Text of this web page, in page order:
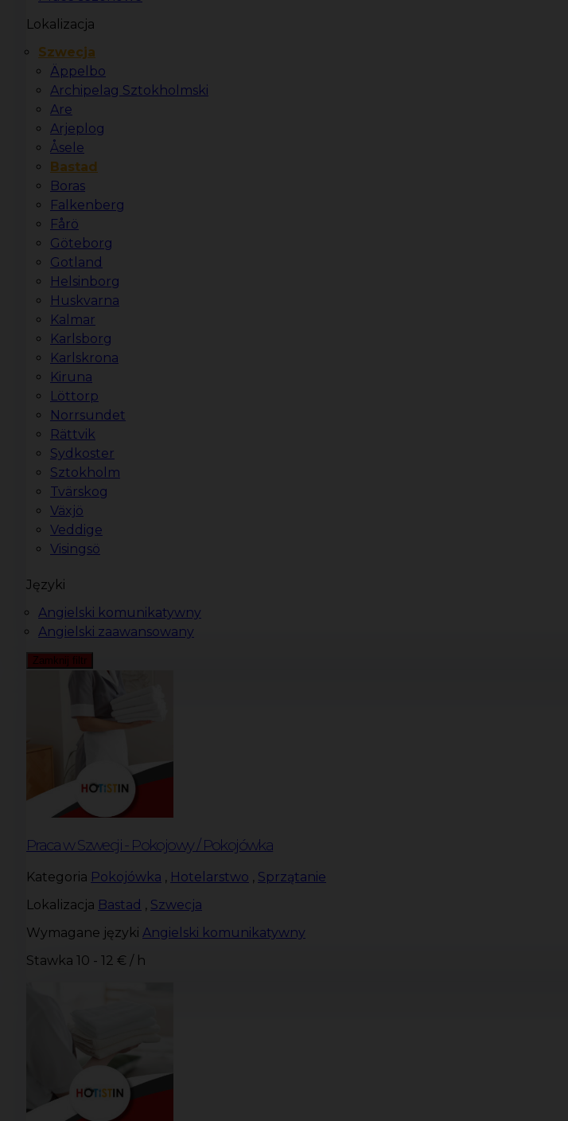
Lokalizacja
Szwecja
Äppelbo
Archipelag Sztokholmski
Are
Arjeplog
Åsele
Bastad
Boras
Falkenberg
Fårö
Göteborg
Gotland
Helsinborg
Huskvarna
Kalmar
Karlsborg
Karlskrona
Kiruna
Löttorp
Norrsundet
Rättvik
Sydkoster
Sztokholm
Tvärskog
Växjö
Veddige
Visingsö
Języki
Angielski komunikatywny
Angielski zaawansowany
Zamknij filtr
Praca w Szwecji - Pokojowy / Pokojówka
Kategoria Pokojówka , Hotelarstwo , Sprzątanie
Lokalizacja Bastad , Szwecja
Wymagane języki Angielski komunikatywny
Stawka 10 - 12 € / h